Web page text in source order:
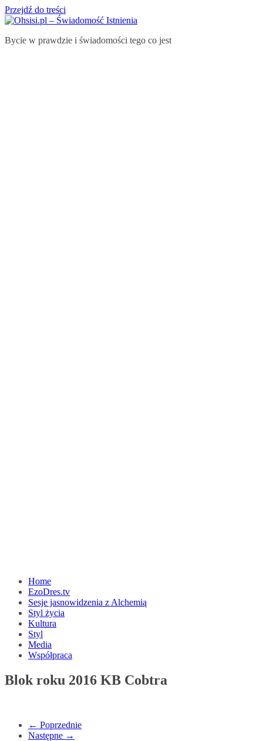
Przejdź do treści
Bycie w prawdzie i świadomości tego co jest
Home
EzoDres.tv
Sesje jasnowidzenia z Alchemią
Styl życia
Kultura
Styl
Media
Współpraca
Blok roku 2016 KB Cobtra
← Poprzednie
Następne →